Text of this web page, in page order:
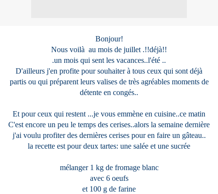
Bonjour!
Nous voilà au mois de juillet .!!déjà!!
.un mois qui sent les vacances..l'été ..
D'ailleurs j'en profite pour souhaiter à tous ceux qui sont déjà
partis ou qui préparent leurs valises de très agréables moments de
détente en congés..
Et pour ceux qui restent ...je vous emmène en cuisine..ce matin
C'est encore un peu le temps des cerises..alors la semaine dernière
j'ai voulu profiter des dernières cerises pour en faire un gâteau..
la recette est pour deux tartes: une salée et une sucrée
mélanger 1 kg de fromage blanc
avec 6 oeufs
et 100 g de farine